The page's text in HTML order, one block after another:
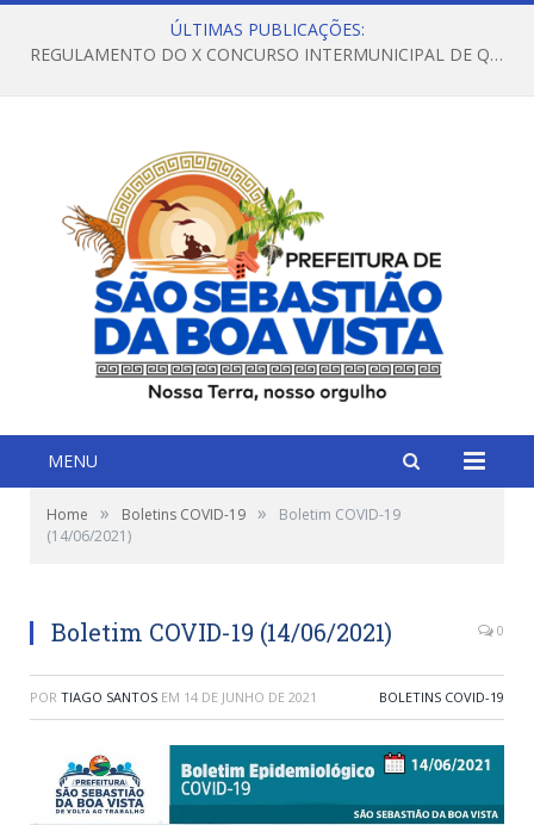
ÚLTIMAS PUBLICAÇÕES:
REGULAMENTO DO X CONCURSO INTERMUNICIPAL DE QUADRILHAS JUNINAS – 2026 – ARRAIÁ DA VENEZA
MENU
Home » Boletins COVID-19 »
Boletim COVID-19
(14/06/2021)
Boletim COVID-19 (14/06/2021) 0
POR TIAGO SANTOS EM 14 DE JUNHO DE 2021 BOLETINS COVID-19